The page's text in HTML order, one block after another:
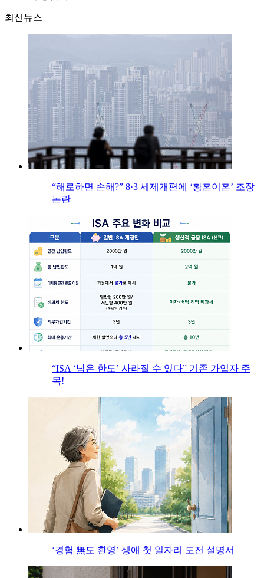
최신뉴스
“해로하면 손해?” 8·3 세제개편에 ‘황혼이혼’ 조장
논란
“ISA ‘남은 한도’ 사라질 수 있다” 기존 가입자 주
목!
‘경험 無도 환영’ 생애 첫 일자리 도전 설명서